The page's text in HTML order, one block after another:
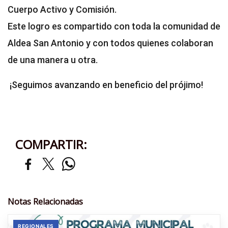
Cuerpo Activo y Comisión.
Este logro es compartido con toda la comunidad de
Aldea San Antonio y con todos quienes colaboran
de una manera u otra.
¡Seguimos avanzando en beneficio del prójimo!
COMPARTIR:
Notas Relacionadas
REGIONALES